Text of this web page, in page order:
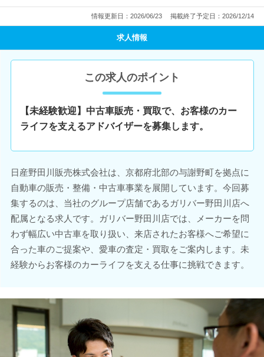
情報更新日：2026/06/23 掲載終了予定日：2026/12/14
求人情報
この求人のポイント
【未経験歓迎】中古車販売・買取で、お客様のカー
ライフを支えるアドバイザーを募集します。
日産野田川販売株式会社は、京都府北部の与謝野町を拠点に
自動車の販売・整備・中古車事業を展開しています。今回募
集するのは、当社のグループ店舗であるガリバー野田川店へ
配属となる求人です。ガリバー野田川店では、メーカーを問
わず幅広い中古車を取り扱い、来店されたお客様へご希望に
合った車のご提案や、愛車の査定・買取をご案内します。未
経験からお客様のカーライフを支える仕事に挑戦できます。